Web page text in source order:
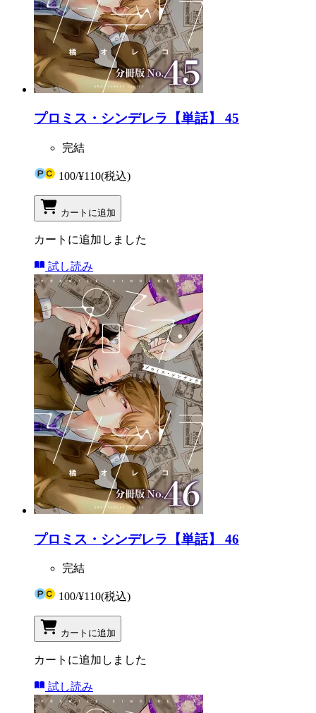
プロミス・シンデレラ【単話】 45
完結
100/¥110(税込)
カートに追加
カートに追加しました
試し読み
プロミス・シンデレラ【単話】 46
完結
100/¥110(税込)
カートに追加
カートに追加しました
試し読み